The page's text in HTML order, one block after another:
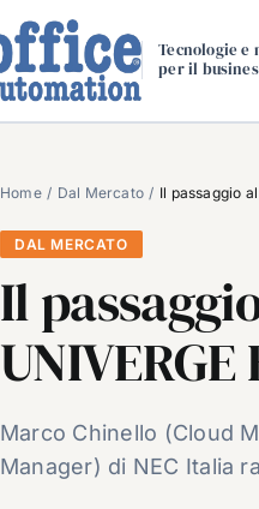
Tecnologie e
per il
Home Dal Mercato Il passaggio
DAL MERCATO
Il
UNIVERGE
Marco Chinello (Cloud
Manager) di NEC Italia